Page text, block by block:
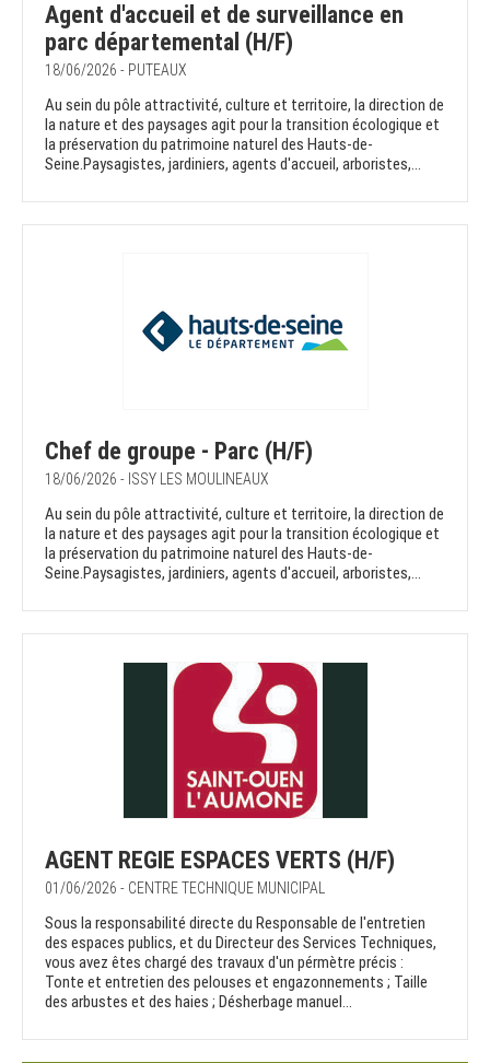
Agent d'accueil et de surveillance en
parc départemental (H/F)
18/06/2026 - PUTEAUX
Au sein du pôle attractivité, culture et territoire, la direction de
la nature et des paysages agit pour la transition écologique et
la préservation du patrimoine naturel des Hauts-de-
Seine.Paysagistes, jardiniers, agents d'accueil, arboristes,...
Chef de groupe - Parc (H/F)
18/06/2026 - ISSY LES MOULINEAUX
Au sein du pôle attractivité, culture et territoire, la direction de
la nature et des paysages agit pour la transition écologique et
la préservation du patrimoine naturel des Hauts-de-
Seine.Paysagistes, jardiniers, agents d'accueil, arboristes,...
AGENT REGIE ESPACES VERTS (H/F)
01/06/2026 - CENTRE TECHNIQUE MUNICIPAL
Sous la responsabilité directe du Responsable de l'entretien
des espaces publics, et du Directeur des Services Techniques,
vous avez êtes chargé des travaux d'un pérmètre précis :
Tonte et entretien des pelouses et engazonnements ; Taille
des arbustes et des haies ; Désherbage manuel...